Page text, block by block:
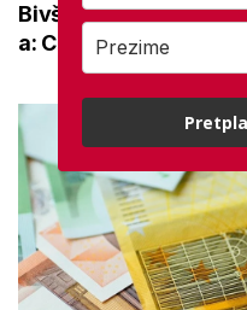
Bivši SDP-ov
a: Cilj je zaštita